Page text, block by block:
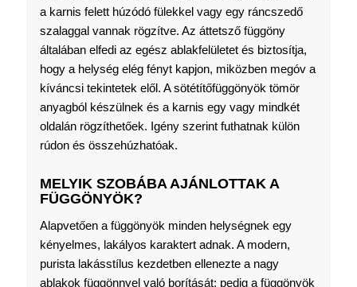
a karnis felett húzódó fülekkel vagy egy ráncszedő
szalaggal vannak rögzítve. Az áttetsző függöny
általában elfedi az egész ablakfelületet és biztosítja,
hogy a helység elég fényt kapjon, miközben megóv a
kíváncsi tekintetek elől. A sötétítőfüggönyök tömör
anyagból készülnek és a karnis egy vagy mindkét
oldalán rögzíthetőek. Igény szerint futhatnak külön
rúdon és összehúzhatóak.
MELYIK SZOBÁBA AJÁNLOTTAK A
FÜGGÖNYÖK?
Alapvetően a függönyök minden helységnek egy
kényelmes, lakályos karaktert adnak. A modern,
purista lakásstílus kezdetben ellenezte a nagy
ablakok függönnyel való borítását; pedig a függönyök